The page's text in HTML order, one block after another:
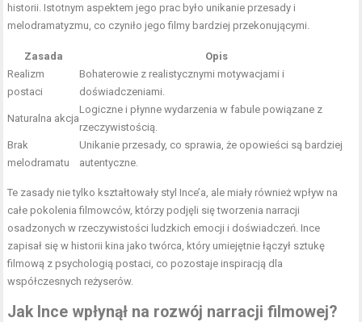
historii. Istotnym aspektem jego prac było unikanie przesady i
melodramatyzmu, co czyniło jego filmy bardziej przekonującymi.
Zasada
Opis
Realizm
postaci
Bohaterowie z realistycznymi motywacjami i
doświadczeniami.
Naturalna akcja
Logiczne i płynne wydarzenia w fabule powiązane z
rzeczywistością.
Brak
melodramatu
Unikanie przesady, co sprawia, że opowieści są bardziej
autentyczne.
Te zasady nie tylko kształtowały styl Ince’a, ale miały również wpływ na
całe pokolenia filmowców, którzy podjęli się tworzenia narracji
osadzonych w rzeczywistości ludzkich emocji i doświadczeń. Ince
zapisał się w historii kina jako twórca, który umiejętnie łączył sztukę
filmową z psychologią postaci, co pozostaje inspiracją dla
współczesnych reżyserów.
Jak Ince wpłynął na rozwój narracji filmowej?